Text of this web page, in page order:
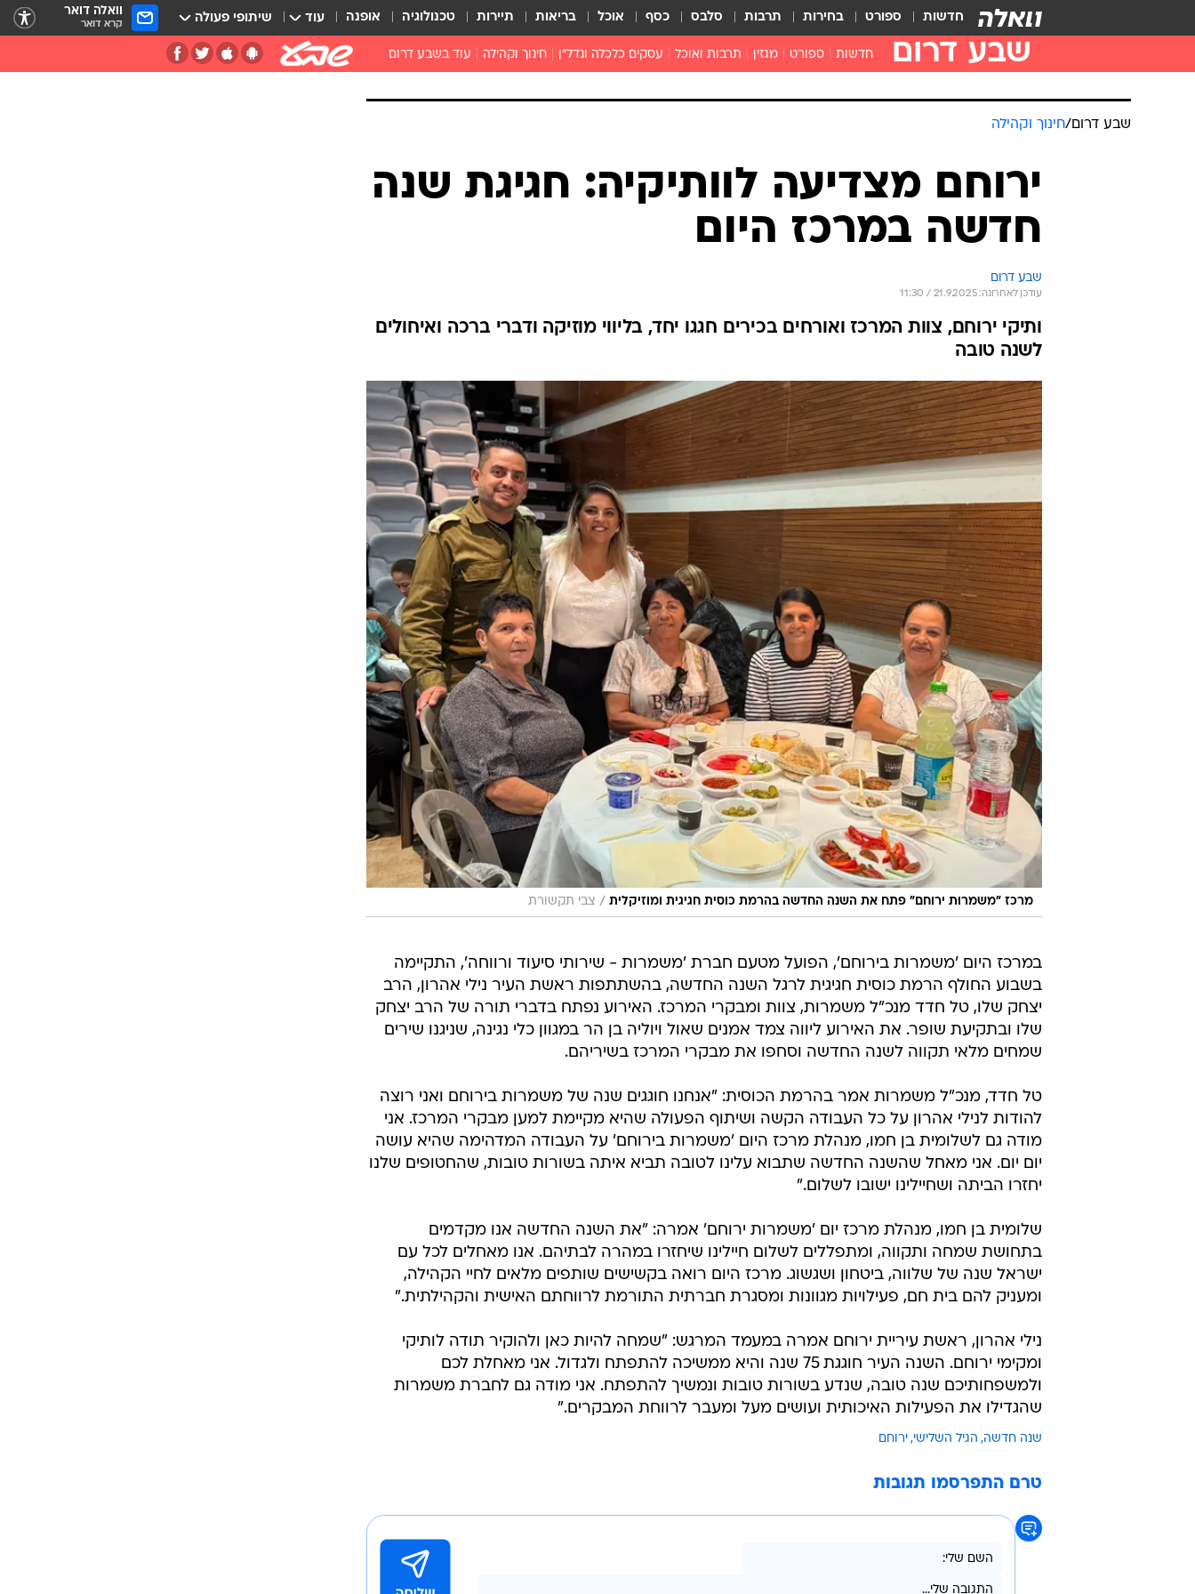
חדשות ספורט בחירות תרבות סלבס כסף אוכל בריאות תיירות טכנולוגיה אופנה עוד שיתופי פעולה וואלה דואר
קרא דואר
שבע דרום חדשות ספורט מגזין תרבות ואוכל עסקים כלכלה ונדל"ן חינוך וקהילה עוד בשבע דרום
שבע דרום/חינוך וקהילה
ירוחם מצדיעה לוותיקיה: חגיגת שנה
חדשה במרכז היום
שבע דרום
עודכן לאחרונה: 21.9.2025 / 11:30
ותיקי ירוחם, צוות המרכז ואורחים בכירים חגגו יחד, בליווי מוזיקה ודברי ברכה ואיחולים
לשנה טובה
מרכז ״משמרות ירוחם״ פתח את השנה החדשה בהרמת כוסית חגיגית ומוזיקלית / צבי תקשורת
במרכז היום 'משמרות בירוחם', הפועל מטעם חברת 'משמרות - שירותי סיעוד ורווחה', התקיימה
בשבוע החולף הרמת כוסית חגיגית לרגל השנה החדשה, בהשתתפות ראשת העיר נילי אהרון, הרב
יצחק שלו, טל חדד מנכ"ל משמרות, צוות ומבקרי המרכז. האירוע נפתח בדברי תורה של הרב יצחק
שלו ובתקיעת שופר. את האירוע ליווה צמד אמנים שאול ויוליה בן הר במגוון כלי נגינה, שניגנו שירים
שמחים מלאי תקווה לשנה החדשה וסחפו את מבקרי המרכז בשיריהם.
טל חדד, מנכ"ל משמרות אמר בהרמת הכוסית: "אנחנו חוגגים שנה של משמרות בירוחם ואני רוצה
להודות לנילי אהרון על כל העבודה הקשה ושיתוף הפעולה שהיא מקיימת למען מבקרי המרכז. אני
מודה גם לשלומית בן חמו, מנהלת מרכז היום 'משמרות בירוחם' על העבודה המדהימה שהיא עושה
יום יום. אני מאחל שהשנה החדשה שתבוא עלינו לטובה תביא איתה בשורות טובות, שהחטופים שלנו
יחזרו הביתה ושחיילינו ישובו לשלום."
שלומית בן חמו, מנהלת מרכז יום 'משמרות ירוחם' אמרה: "את השנה החדשה אנו מקדמים
בתחושת שמחה ותקווה, ומתפללים לשלום חיילינו שיחזרו במהרה לבתיהם. אנו מאחלים לכל עם
ישראל שנה של שלווה, ביטחון ושגשוג. מרכז היום רואה בקשישים שותפים מלאים לחיי הקהילה,
ומעניק להם בית חם, פעילויות מגוונות ומסגרת חברתית התורמת לרווחתם האישית והקהילתית."
נילי אהרון, ראשת עיריית ירוחם אמרה במעמד המרגש: "שמחה להיות כאן ולהוקיר תודה לותיקי
ומקימי ירוחם. השנה העיר חוגגת 75 שנה והיא ממשיכה להתפתח ולגדול. אני מאחלת לכם
ולמשפחותיכם שנה טובה, שנדע בשורות טובות ונמשיך להתפתח. אני מודה גם לחברת משמרות
שהגדילו את הפעילות האיכותית ועושים מעל ומעבר לרווחת המבקרים."
שנה חדשה הגיל השלישי ירוחם
טרם התפרסמו תגובות